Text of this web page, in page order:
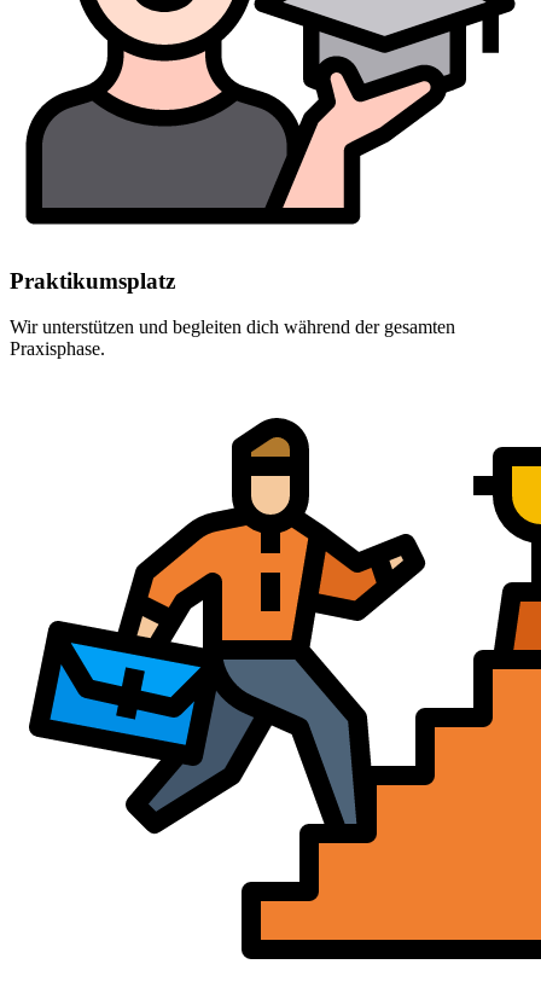
Praktikumsplatz
Wir unterstützen und begleiten dich während der gesamten
Praxisphase.